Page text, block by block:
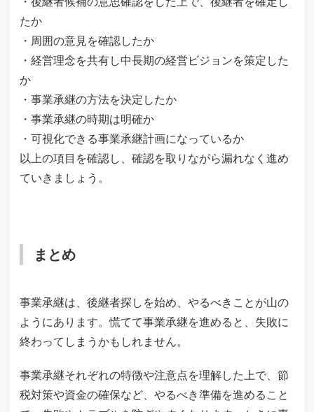
たか
・周囲の意見を確認したか
・経営理念を共有し中長期の経営ビジョンを策定した
か
・事業承継の方法を決定したか
・事業承継の時期は明確か
・可視化できる事業承継計画になっているか
以上の項目を確認し、確認を取りながら漏れなく進め
ていきましょう。
まとめ
事業承継は、後継者探しを始め、やるべきことが山の
ようにあります。慌てて事業承継を進めると、失敗に
終わってしまうかもしれません。
事業承継それぞれの特徴や注意点を理解した上で、節
税対策や資金の確保など、やるべき準備を進めること